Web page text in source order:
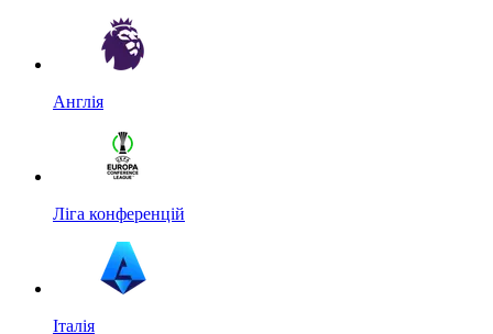
Англія
Ліга конференцій
Італія